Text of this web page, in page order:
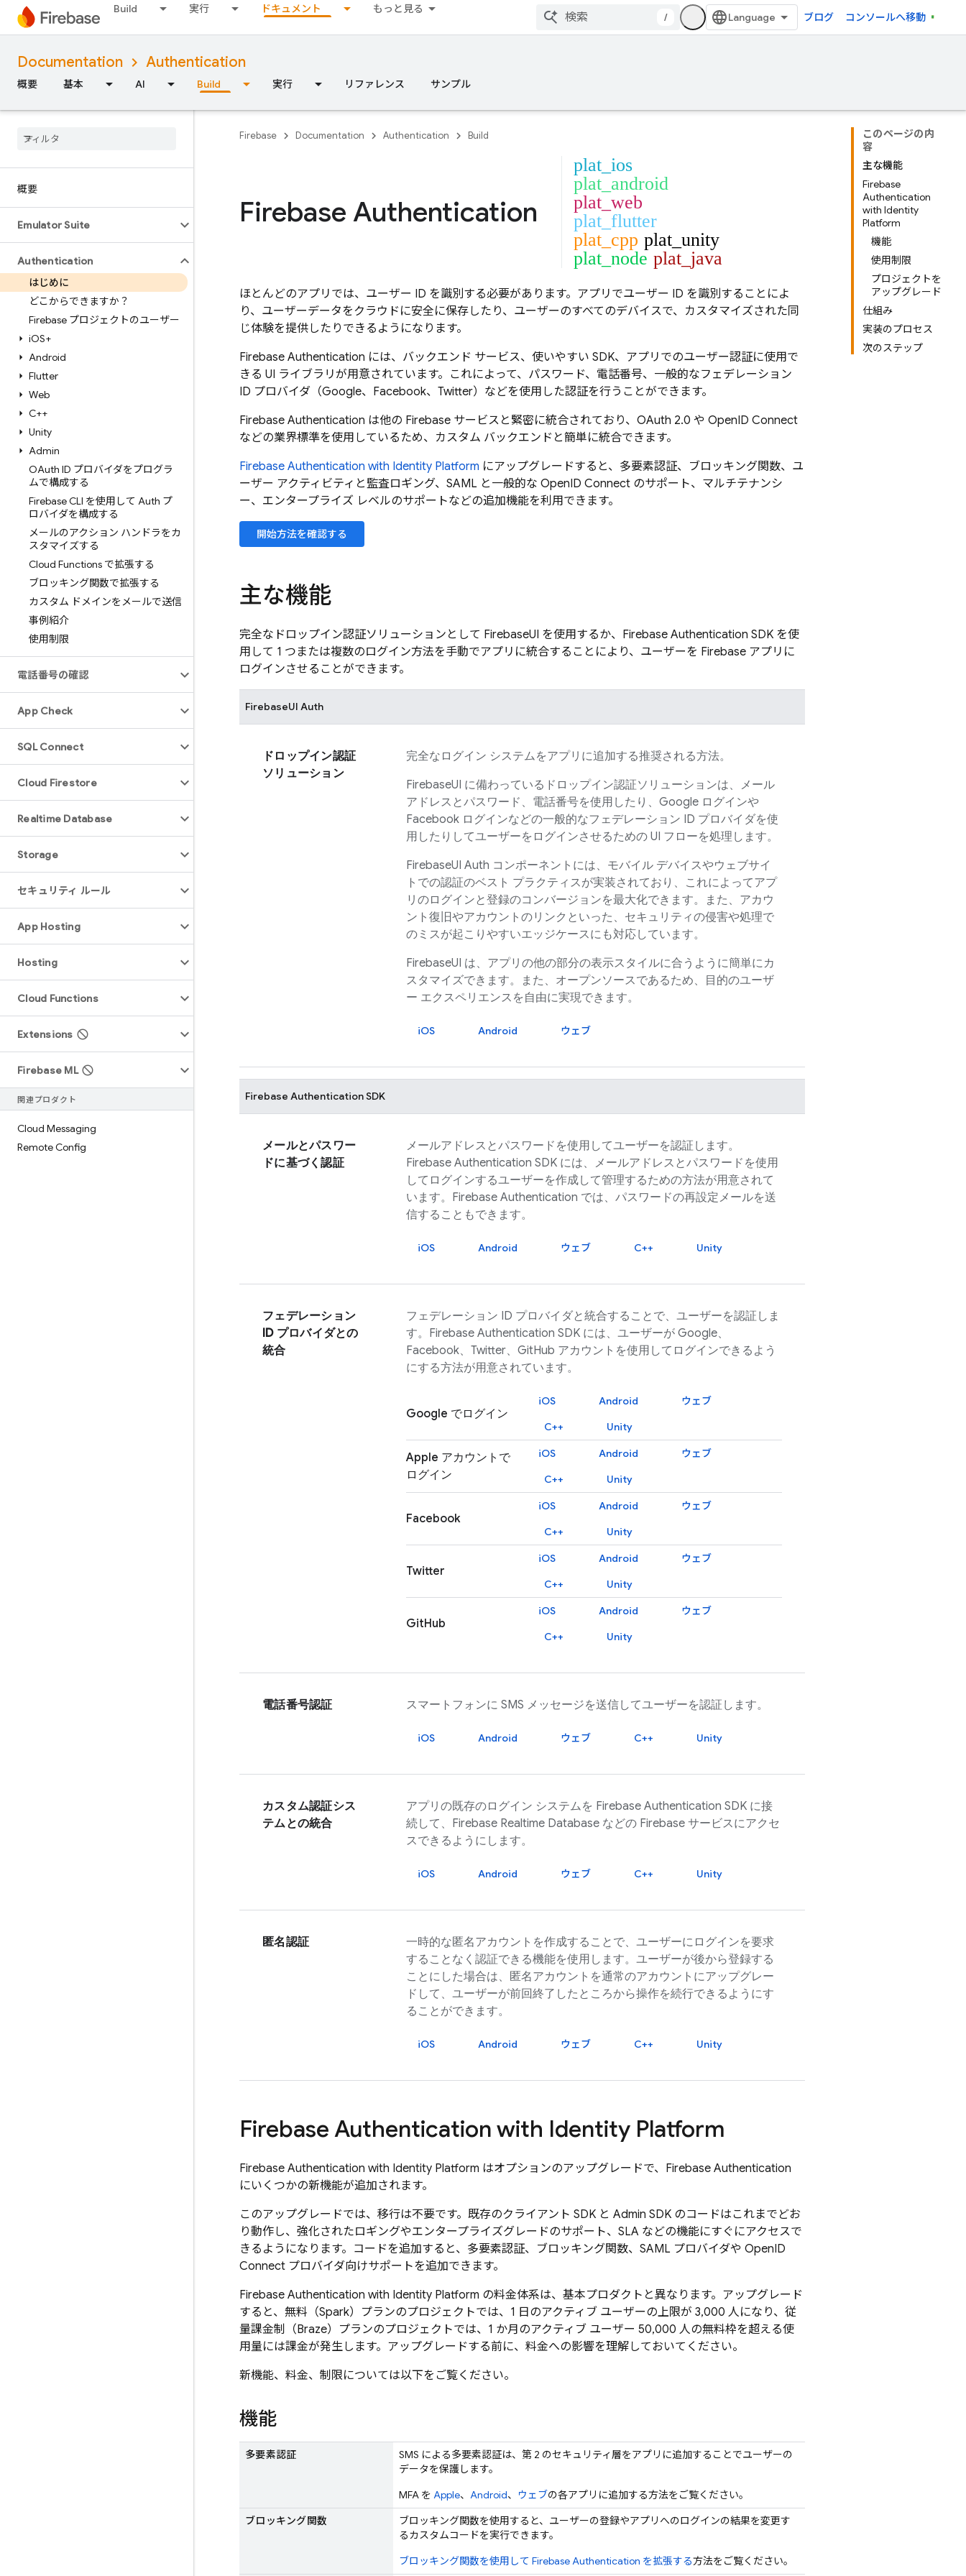
Build 実行 ドキュメント もっと見る
/ ブログ コンソールへ移動
Documentation Authentication
概要 基本 AI Build 実行 リファレンス サンプル
概要
Emulator Suite
Authentication
はじめに
どこからできますか？
Firebase プロジェクトのユーザー
iOS+
Android
Flutter
Web
C++
Unity
Admin
OAuth ID プロバイダをプログラ
ムで構成する
Firebase CLI を使用して Auth プ
ロバイダを構成する
メールのアクション ハンドラをカ
スタマイズする
Cloud Functions で拡張する
ブロッキング関数で拡張する
カスタム ドメインをメールで送信
事例紹介
使用制限
電話番号の確認
App Check
SQL Connect
Cloud Firestore
Realtime Database
Storage
セキュリティ ルール
App Hosting
Hosting
Cloud Functions
Extensions
Firebase ML
関連プロダクト
Cloud Messaging
Remote Config
このページの内
容
主な機能
Firebase
Authentication
with Identity
Platform
機能
使用制限
プロジェクトを
アップグレード
仕組み
実装のプロセス
次のステップ
Firebase Documentation Authentication Build
Firebase Authentication
plat_ios
plat_android
plat_web
plat_flutter
plat_cpp plat_unity
plat_node plat_java
ほとんどのアプリでは、ユーザー ID を識別する必要があります。アプリでユーザー ID を識別することによ
り、ユーザーデータをクラウドに安全に保存したり、ユーザーのすべてのデバイスで、カスタマイズされた同
じ体験を提供したりできるようになります。
Firebase Authentication には、バックエンド サービス、使いやすい SDK、アプリでのユーザー認証に使用で
きる UI ライブラリが用意されています。これによって、パスワード、電話番号、一般的なフェデレーション
ID プロバイダ（Google、Facebook、Twitter）などを使用した認証を行うことができます。
Firebase Authentication は他の Firebase サービスと緊密に統合されており、OAuth 2.0 や OpenID Connect
などの業界標準を使用しているため、カスタム バックエンドと簡単に統合できます。
Firebase Authentication with Identity Platform にアップグレードすると、多要素認証、ブロッキング関数、ユ
ーザー アクティビティと監査ロギング、SAML と一般的な OpenID Connect のサポート、マルチテナンシ
ー、エンタープライズ レベルのサポートなどの追加機能を利用できます。
開始方法を確認する
主な機能
完全なドロップイン認証ソリューションとして FirebaseUI を使用するか、 Firebase Authentication SDK を使
用して 1 つまたは複数のログイン方法を手動でアプリに統合することにより、ユーザーを Firebase アプリに
ログインさせることができます。
FirebaseUI Auth
ドロップイン認証
ソリューション
完全なログイン システムをアプリに追加する推奨される方法。
FirebaseUI に備わっているドロップイン認証ソリューションは、メール
アドレスとパスワード、電話番号を使用したり、Google ログインや
Facebook ログインなどの一般的なフェデレーション ID プロバイダを使
用したりしてユーザーをログインさせるための UI フローを処理します。
FirebaseUI Auth コンポーネントには、モバイル デバイスやウェブサイ
トでの認証のベスト プラクティスが実装されており、これによってアプ
リのログインと登録のコンバージョンを最大化できます。また、アカウ
ント復旧やアカウントのリンクといった、セキュリティの侵害や処理で
のミスが起こりやすいエッジケースにも対応しています。
FirebaseUI は、アプリの他の部分の表示スタイルに合うように簡単にカ
スタマイズできます。また、オープンソースであるため、目的のユーザ
ー エクスペリエンスを自由に実現できます。
iOS Android ウェブ
Firebase AuthenticationSDK
メールとパスワー
ドに基づく認証
メールアドレスとパスワードを使用してユーザーを認証します。
Firebase Authentication SDK には、メールアドレスとパスワードを使用
してログインするユーザーを作成して管理するための方法が用意されて
います。 Firebase Authentication では、パスワードの再設定メールを送
信することもできます。
iOS Android ウェブ C++ Unity
フェデレーション
ID プロバイダとの
統合
フェデレーション ID プロバイダと統合することで、ユーザーを認証しま
す。 Firebase Authentication SDK には、ユーザーが Google、
Facebook、Twitter、GitHub アカウントを使用してログインできるよう
にする方法が用意されています。
Google でログイン
iOS Android
ウェブ
C++
Unity
Apple アカウントで
ログイン
iOS Android
ウェブ
C++
Unity
Facebook
iOS Android
ウェブ
C++
Unity
Twitter
iOS Android
ウェブ
C++
Unity
GitHub
iOS Android
ウェブ
C++
Unity
電話番号認証 スマートフォンに SMS メッセージを送信してユーザーを認証します。
iOS Android ウェブ C++ Unity
カスタム認証シス
テムとの統合
アプリの既存のログイン システムを Firebase Authentication SDK に接
続して、 Firebase Realtime Database などの Firebase サービスにアクセ
スできるようにします。
iOS Android ウェブ C++ Unity
匿名認証
一時的な匿名アカウントを作成することで、ユーザーにログインを要求
することなく認証できる機能を使用します。ユーザーが後から登録する
ことにした場合は、匿名アカウントを通常のアカウントにアップグレー
ドして、ユーザーが前回終了したところから操作を続行できるようにす
ることができます。
iOS Android ウェブ C++ Unity
Firebase Authentication with Identity Platform
Firebase Authentication with Identity Platform はオプションのアップグレードで、 Firebase Authentication
にいくつかの新機能が追加されます。
このアップグレードでは、移行は不要です。既存のクライアント SDK と Admin SDK のコードはこれまでどお
り動作し、強化されたロギングやエンタープライズグレードのサポート、SLA などの機能にすぐにアクセスで
きるようになります。コードを追加すると、多要素認証、ブロッキング関数、SAML プロバイダや OpenID
Connect プロバイダ向けサポートを追加できます。
Firebase Authentication with Identity Platform の料金体系は、基本プロダクトと異なります。アップグレード
すると、無料（Spark）プランのプロジェクトでは、1 日のアクティブ ユーザーの上限が 3,000 人になり、従
量課金制（Braze）プランのプロジェクトでは、1 か月のアクティブ ユーザー 50,000 人の無料枠を超える使
用量には課金が発生します。アップグレードする前に、料金への影響を理解しておいてください。
新機能、料金、制限については以下をご覧ください。
機能
多要素認証
SMS による多要素認証は、第 2 のセキュリティ層をアプリに追加することでユーザーの
データを保護します。
MFA を Apple、 Android、 ウェブの各アプリに追加する方法をご覧ください。
ブロッキング関数
ブロッキング関数を使用すると、ユーザーの登録やアプリへのログインの結果を変更す
るカスタムコードを実行できます。
ブロッキング関数を使用して Firebase Authentication を拡張する方法をご覧ください。